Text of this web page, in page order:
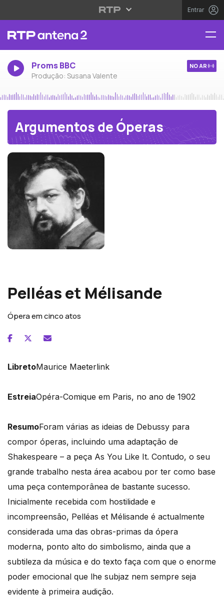
Entrar
Proms BBC
Produção: Susana Valente
NO AR
Argumentos de Óperas
Pelléas et Mélisande
Ópera em cinco atos
LibretoMaurice Maeterlink
EstreiaOpéra-Comique em Paris, no ano de 1902
ResumoForam várias as ideias de Debussy para
compor óperas, incluindo uma adaptação de
Shakespeare – a peça As You Like It. Contudo, o seu
grande trabalho nesta área acabou por ter como base
uma peça contemporânea de bastante sucesso.
Inicialmente recebida com hostilidade e
incompreensão, Pelléas et Mélisande é actualmente
considerada uma das obras-primas da ópera
moderna, ponto alto do simbolismo, ainda que a
subtileza da música e do texto faça com que o enorme
poder emocional que lhe subjaz nem sempre seja
evidente à primeira audição.